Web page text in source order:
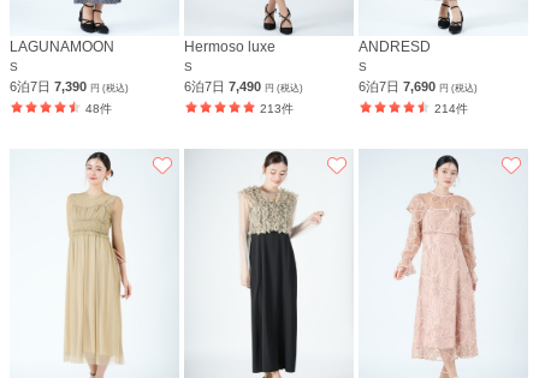
LAGUNAMOON
S
6泊7日 7,390 円 (税込)
48件
Hermoso luxe
S
6泊7日7,490円 (税込)
213件
ANDRESD
S
6泊7日7,690円 (税込)
214件